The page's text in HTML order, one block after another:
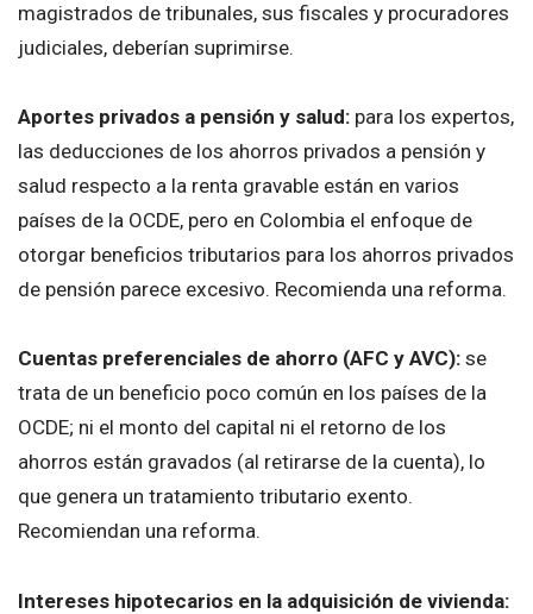
magistrados de tribunales, sus fiscales y procuradores
judiciales, deberían suprimirse.
Aportes privados a pensión y salud: para los expertos,
las deducciones de los ahorros privados a pensión y
salud respecto a la renta gravable están en varios
países de la OCDE, pero en Colombia el enfoque de
otorgar beneficios tributarios para los ahorros privados
de pensión parece excesivo. Recomienda una reforma.
Cuentas preferenciales de ahorro (AFC y AVC): se
trata de un beneficio poco común en los países de la
OCDE; ni el monto del capital ni el retorno de los
ahorros están gravados (al retirarse de la cuenta), lo
que genera un tratamiento tributario exento.
Recomiendan una reforma.
Intereses hipotecarios en la adquisición de vivienda: